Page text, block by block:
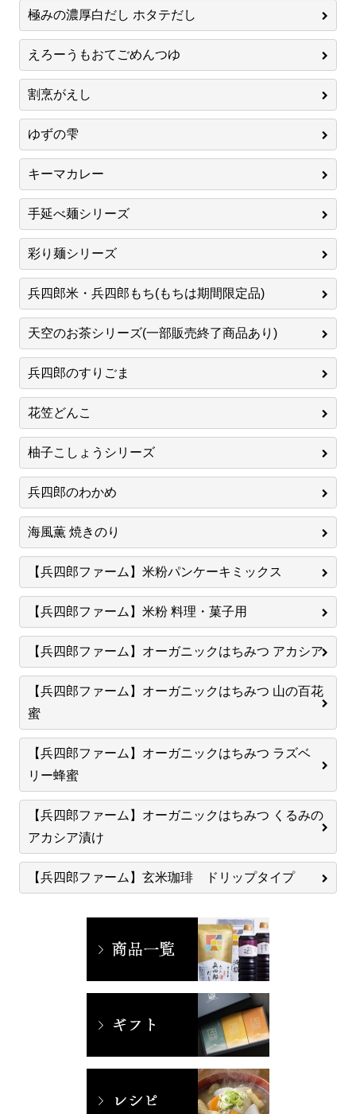
極みの濃厚白だし ホタテだし
えろーうもおてごめんつゆ
割烹がえし
ゆずの雫
キーマカレー
手延べ麺シリーズ
彩り麺シリーズ
兵四郎米・兵四郎もち(もちは期間限定品)
天空のお茶シリーズ(一部販売終了商品あり)
兵四郎のすりごま
花笠どんこ
柚子こしょうシリーズ
兵四郎のわかめ
海風薫 焼きのり
【兵四郎ファーム】米粉パンケーキミックス
【兵四郎ファーム】米粉 料理・菓子用
【兵四郎ファーム】オーガニックはちみつ アカシア
【兵四郎ファーム】オーガニックはちみつ 山の百花
蜜
【兵四郎ファーム】オーガニックはちみつ ラズベ
リー蜂蜜
【兵四郎ファーム】オーガニックはちみつ くるみの
アカシア漬け
【兵四郎ファーム】玄米珈琲 ドリップタイプ